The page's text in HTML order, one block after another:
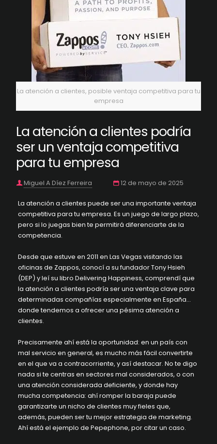
La atención a clientes, posible ventaja competitiva para tu
empresa
La atención a clientes podría
ser un ventaja competitiva
para tu empresa
Miguel A Díez Ferreira 12 de mayo de 2025
La atención a clientes puede ser una importante ventaja
competitiva para tu empresa. Es un juego de largo plazo,
pero si lo juegas bien te permitirá diferenciarte de la
competencia.
Desde que estuve en 2011 en Las Vegas visitando las
oficinas de Zappos, conocí a su fundadorTony Hsieh
(DEP) y leí su libro Delivering Happiness, comprendí que
la atención a clientes podría ser una ventaja clave para
determinadas compañías especialmente en España…
donde tendemos a ofrecer una pésima atención a
clientes.
Precisamente ahí está la oportunidad: en un país con
mal servicio en general, es mucho más fácil convertirte
en el que va a contracorriente, y así destacar. No te digo
nada si te centras en sectores mal considerados, o con
una atención considerada deficiente, y donde hay
mucha competencia: ahí romper la baraja puede
garantizarte un nicho de clientes muy fieles que,
además, pueden ser tu mejor estrategia de marketing.
Ahí está el ejemplo de Pepephone, por citar un caso.